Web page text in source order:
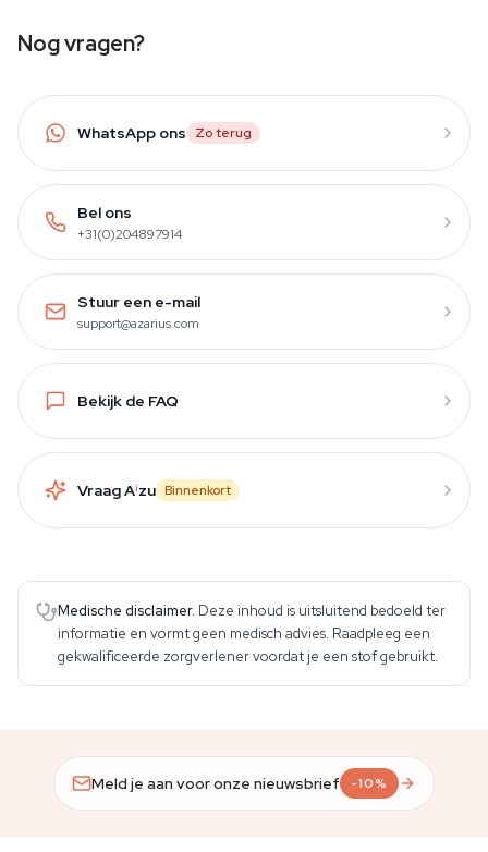
Nog vragen?
WhatsApp ons Zo terug
Bel ons
+31(0)204897914
Stuur een e-mail
support@azarius.com
Bekijk de FAQ
Vraag Aizu Binnenkort
Medische disclaimer. Deze inhoud is uitsluitend bedoeld ter
informatie en vormt geen medisch advies. Raadpleeg een
gekwalificeerde zorgverlener voordat je een stof gebruikt.
Meld je aan voor onze nieuwsbrief -10%